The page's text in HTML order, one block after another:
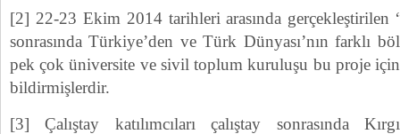
[2] 22-23 Ekim 2014 tarihleri arasında gerçekleştirilen
sonrasında Türkiye’den ve Türk Dünyası’nın farklı
pek çok üniversite ve sivil toplum kuruluşu bu proje
bildirmişlerdir.
[3] Çalıştay katılımcıları çalıştay sonrasında